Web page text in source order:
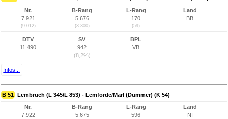
Nr.
7.921
(9.012)
B-Rang
5.676
(3.300)
L-Rang
170
(59)
Land
BB
DTV
11.490
SV
942
(8,2%)
BPL
VB
Infos...
B 51 Lembruch (L 345/L 853) - Lemförde/Marl (Dümmer) (K 54)
Nr.
7.922
B-Rang
5.675
L-Rang
596
Land
NI